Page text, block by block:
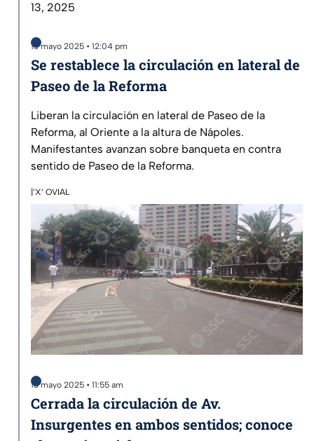
13, 2025
13 mayo 2025 • 12:04 pm
Se restablece la circulación en lateral de
Paseo de la Reforma
Liberan la circulación en lateral de Paseo de la
Reforma, al Oriente a la altura de Nápoles.
Manifestantes avanzan sobre banqueta en contra
sentido de Paseo de la Reforma.
|‘X’ OVIAL
13 mayo 2025 • 11:55 am
Cerrada la circulación de Av.
Insurgentes en ambos sentidos; conoce